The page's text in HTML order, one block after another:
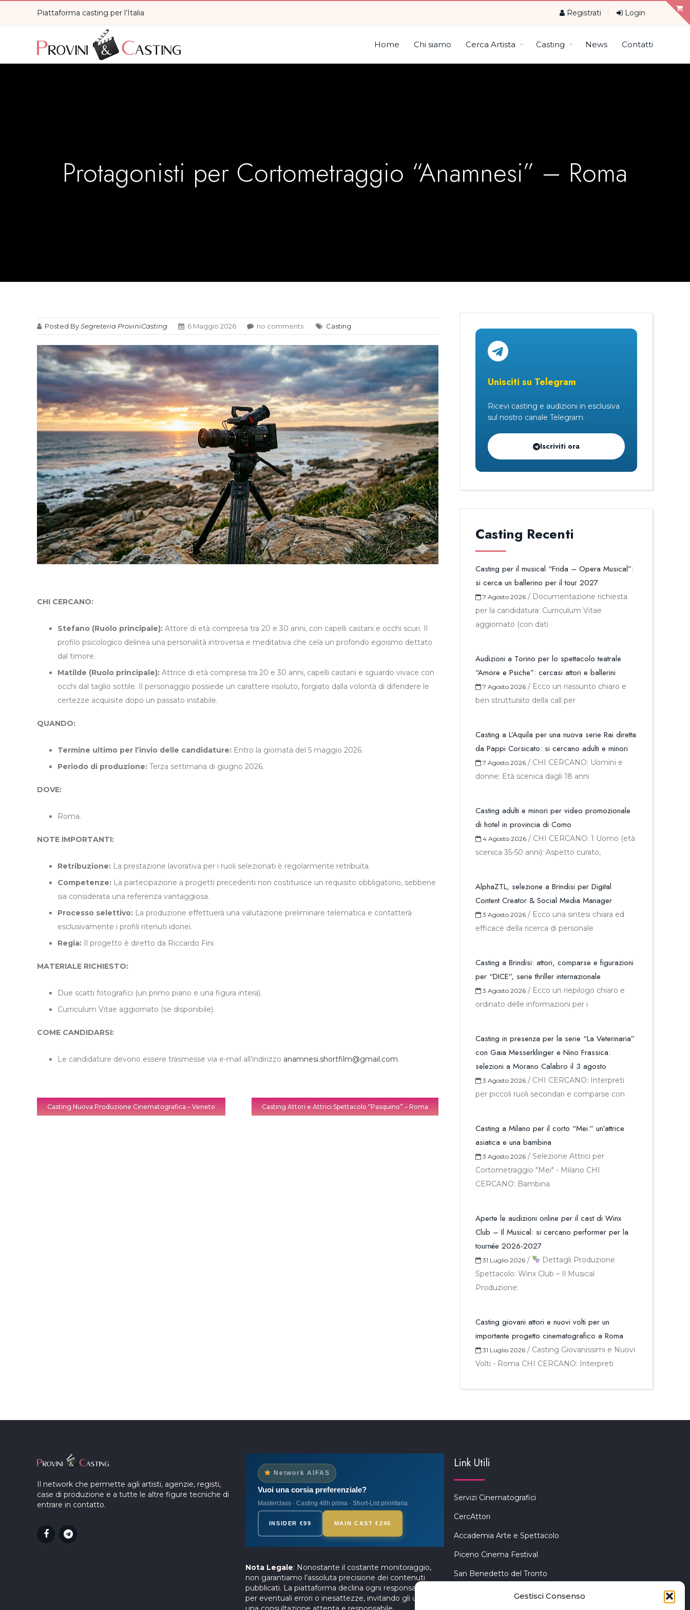
Gestisci Consenso
Piattaforma casting per l’Italia Registrati Login
Home Chi siamo Cerca Artista Casting News Contatti
Protagonisti per Cortometraggio “Anamnesi” – Roma
Posted BySegreteria ProviniCasting 6 Maggio 2026 no comments Casting
CHI CERCANO:
Stefano (Ruolo principale): Attore di età compresa tra 20 e 30 anni, con capelli castani e occhi scuri. Il
profilo psicologico delinea una personalità introversa e meditativa che cela un profondo egoismo dettato
dal timore.
Matilde (Ruolo principale): Attrice di età compresa tra 20 e 30 anni, capelli castani e sguardo vivace con
occhi dal taglio sottile. Il personaggio possiede un carattere risoluto, forgiato dalla volontà di difendere le
certezze acquisite dopo un passato instabile.
QUANDO:
Termine ultimo per l’invio delle candidature: Entro la giornata del 5 maggio 2026.
Periodo di produzione: Terza settimana di giugno 2026.
DOVE:
Roma.
NOTE IMPORTANTI:
Retribuzione: La prestazione lavorativa per i ruoli selezionati è regolarmente retribuita.
Competenze: La partecipazione a progetti precedenti non costituisce un requisito obbligatorio, sebbene
sia considerata una referenza vantaggiosa.
Processo selettivo: La produzione effettuerà una valutazione preliminare telematica e contatterà
esclusivamente i profili ritenuti idonei.
Regia: Il progetto è diretto da Riccardo Fini.
MATERIALE RICHIESTO:
Due scatti fotografici (un primo piano e una figura intera).
Curriculum Vitae aggiornato (se disponibile).
COME CANDIDARSI:
Le candidature devono essere trasmesse via e-mail all’indirizzo anamnesi.shortfilm@gmail.com.
Casting Nuova Produzione Cinematografica – Veneto Casting Attori e Attrici Spettacolo “Pasquino” – Roma
Unisciti su Telegram
Ricevi casting e audizioni in esclusiva
sul nostro canale Telegram.
Iscriviti ora
Casting Recenti
Casting per il musical “Frida – Opera Musical”:
si cerca un ballerino per il tour 2027
7 Agosto 2026 / Documentazione richiesta
per la candidatura: Curriculum Vitae
aggiornato (con dati
Audizioni a Torino per lo spettacolo teatrale
“Amore e Psiche”: cercasi attori e ballerini
7 Agosto 2026 / Ecco un riassunto chiaro e
ben strutturato della call per
Casting a L’Aquila per una nuova serie Rai diretta
da Pappi Corsicato: si cercano adulti e minori
7 Agosto 2026 / CHI CERCANO: Uomini e
donne: Età scenica dagli 18 anni
Casting adulti e minori per video promozionale
di hotel in provincia di Como
4 Agosto 2026 / CHI CERCANO: 1 Uomo (età
scenica 35-50 anni): Aspetto curato,
AlphaZTL, selezione a Brindisi per Digital
Content Creator & Social Media Manager
3 Agosto 2026 / Ecco una sintesi chiara ed
efficace della ricerca di personale
Casting a Brindisi: attori, comparse e figurazioni
per “DICE”, serie thriller internazionale
3 Agosto 2026 / Ecco un riepilogo chiaro e
ordinato delle informazioni per i
Casting in presenza per la serie “La Veterinaria”
con Gaia Messerklinger e Nino Frassica:
selezioni a Morano Calabro il 3 agosto
3 Agosto 2026 / CHI CERCANO: Interpreti
per piccoli ruoli secondari e comparse con
Casting a Milano per il corto “Mei:” un’attrice
asiatica e una bambina
3 Agosto 2026 / Selezione Attrici per
Cortometraggio "Mei" - Milano CHI
CERCANO: Bambina
Aperte le audizioni online per il cast di Winx
Club – Il Musical: si cercano performer per la
tournée 2026-2027
31 Luglio 2026 /
Dettagli Produzione
Spettacolo: Winx Club – Il Musical
Produzione:
Casting giovani attori e nuovi volti per un
importante progetto cinematografico a Roma
31 Luglio 2026 / Casting Giovanissimi e Nuovi
Volti - Roma CHI CERCANO: Interpreti
Il network che permette agli artisti, agenzie, registi,
case di produzione e a tutte le altre figure tecniche di
entrare in contatto.
Network AIFAS
Vuoi una corsia preferenziale?
Masterclass · Casting 48h prima · Short-List prioritaria
INSIDER €99 MAIN CAST €245
Nota Legale: Nonostante il costante monitoraggio,
non garantiamo l’assoluta precisione dei contenuti
pubblicati. La piattaforma declina ogni responsabilità
per eventuali errori o inesattezze, invitando gli utenti a
Link Utili
Servizi Cinematografici
CercAttori
Accademia Arte e Spettacolo
Piceno Cinema Festival
San Benedetto del Tronto